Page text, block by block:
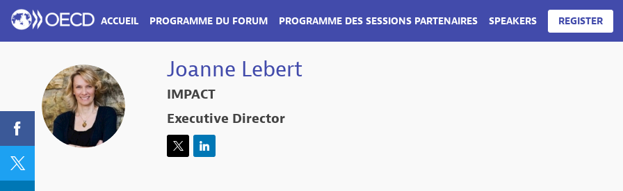
ACCUEIL PROGRAMME DU FORUM PROGRAMME DES SESSIONS PARTENAIRES SPEAKERS REGISTER
PROGRAMME EN ESPAGNOL PROGRAMME EN CHINOIS
JL
Joanne Lebert
IMPACT
Executive Director